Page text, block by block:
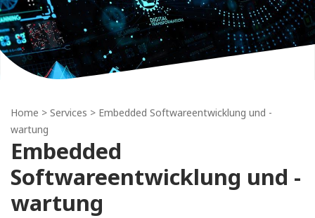
Home > Services > Embedded Softwareentwicklung und -
wartung
Embedded
Softwareentwicklung und -
wartung